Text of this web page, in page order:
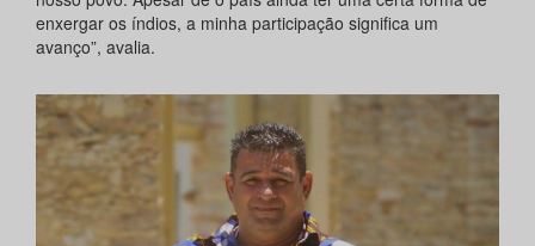
enxergar os índios, a minha participação significa um
avanço”, avalia.